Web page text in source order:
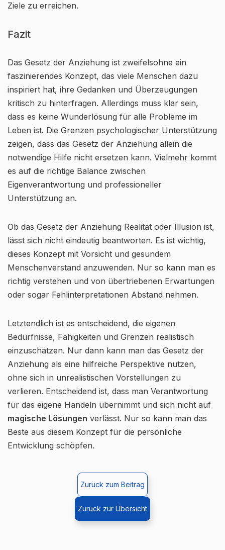
Ziele zu erreichen.
Fazit
Das Gesetz der Anziehung ist zweifelsohne ein
faszinierendes Konzept, das viele Menschen dazu
inspiriert hat, ihre Gedanken und Überzeugungen
kritisch zu hinterfragen. Allerdings muss klar sein,
dass es keine Wunderlösung für alle Probleme im
Leben ist. Die Grenzen psychologischer Unterstützung
zeigen, dass das Gesetz der Anziehung allein die
notwendige Hilfe nicht ersetzen kann. Vielmehr kommt
es auf die richtige Balance zwischen
Eigenverantwortung und professioneller
Unterstützung an.
Ob das Gesetz der Anziehung Realität oder Illusion ist,
lässt sich nicht eindeutig beantworten. Es ist wichtig,
dieses Konzept mit Vorsicht und gesundem
Menschenverstand anzuwenden. Nur so kann man es
richtig verstehen und von übertriebenen Erwartungen
oder sogar Fehlinterpretationen Abstand nehmen.
Letztendlich ist es entscheidend, die eigenen
Bedürfnisse, Fähigkeiten und Grenzen realistisch
einzuschätzen. Nur dann kann man das Gesetz der
Anziehung als eine hilfreiche Perspektive nutzen,
ohne sich in unrealistischen Vorstellungen zu
verlieren. Entscheidend ist, dass man Verantwortung
für das eigene Handeln übernimmt und sich nicht auf
magische Lösungen verlässt. Nur so kann man das
Beste aus diesem Konzept für die persönliche
Entwicklung schöpfen.
Zurück zum Beitrag
Zurück zur Übersicht